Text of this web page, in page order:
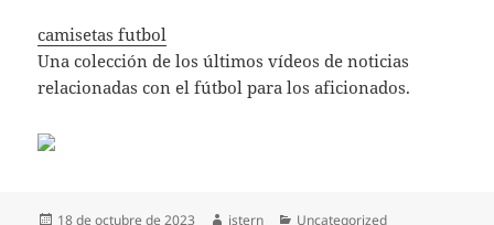
camisetas futbol
Una colección de los últimos vídeos de noticias
relacionadas con el fútbol para los aficionados.
Publicado
18 de octubre de 2023 Autor
istern Categorías
Uncategorized